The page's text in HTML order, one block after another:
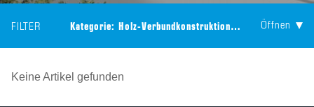
FILTER Kategorie: Holz-VerbundkonstruktionTechnologie:
Öffnen
Keine Artikel gefunden